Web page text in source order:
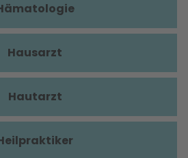
Hausarzt
Hautarzt